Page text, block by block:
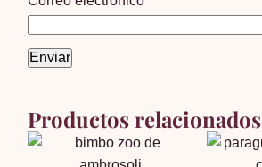
Productos relacionados